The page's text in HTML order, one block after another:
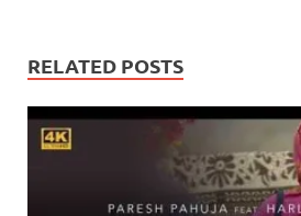
RELATED POSTS